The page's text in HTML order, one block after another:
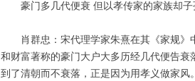
豪门多几代便衰 但以孝传家的家族却
肖群忠：宋代理学家朱熹在其《家规
和财富著称的豪门大户大多历经几代便告
到了清朝而不衰落，正是因为用孝义做家